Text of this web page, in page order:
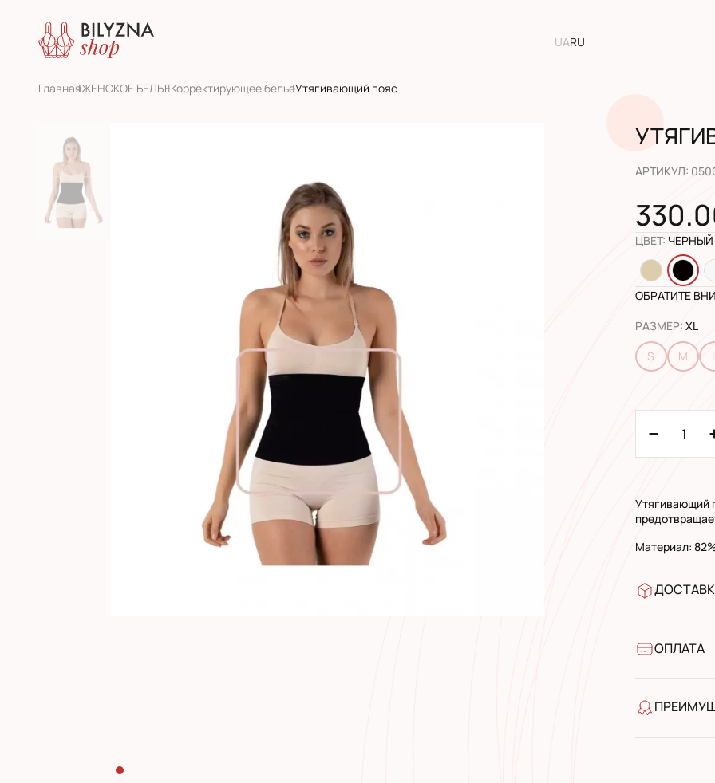
UARU
ГлавнаяЖЕНСКОЕ БЕЛЬЕКорректирующее бельеУтягивающий пояс
АРТИКУЛ:
ЦВЕТ: ЧЕРНЫЙ
ОБРАТИТЕ
РАЗМЕР: XL
S M
Утягивающий
Материал:
УкрПочта
ОПЛАТА
широкий